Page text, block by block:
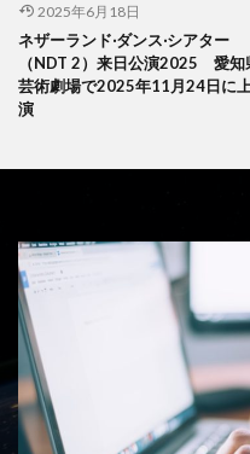
2025年6月18日
ネザーランド‧ダンス‧シアター
（NDT 2）来日公演2025 愛知
芸術劇場で2025年11月24日に上
演